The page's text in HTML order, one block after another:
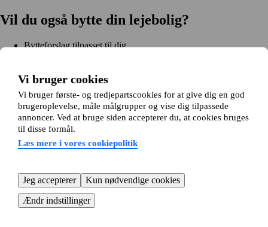
Vi bruger cookies
Vi bruger første- og tredjepartscookies for at give dig en god
brugeroplevelse, måle målgrupper og vise dig tilpassede
annoncer. Ved at bruge siden accepterer du, at cookies bruges
til disse formål.
Læs mere i vores cookiepolitik
Jeg accepterer
Kun nødvendige cookies
Ændr indstillinger
Vil du også bytte din lejebolig?
Bytteforslag tilpasset til dig
Kom i gang gratis
Kom i gang
Kom i gang gratisSøg annoncerLog ind
Læs mere
Nyheder og tips
Om Hjembytte.dk
Kundeservice
Hjælp
E-mail:info@hjembytte.dk